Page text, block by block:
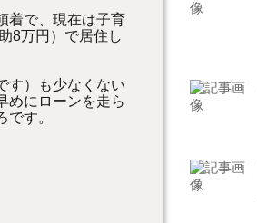
着で、現在は子育
8万円） で居住し
す）も少なくない
めにローンを走ら
す。